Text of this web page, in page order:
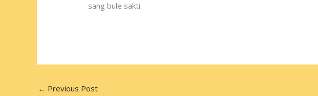
sang bule sakti.
← Previous Post